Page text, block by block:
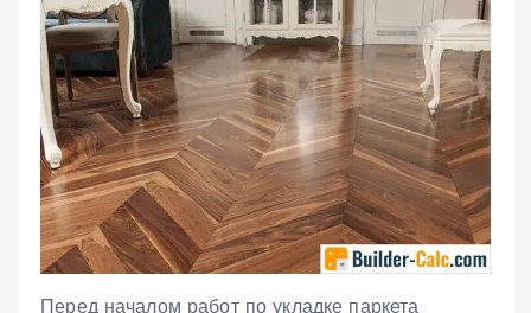
Перед началом работ по укладке паркета